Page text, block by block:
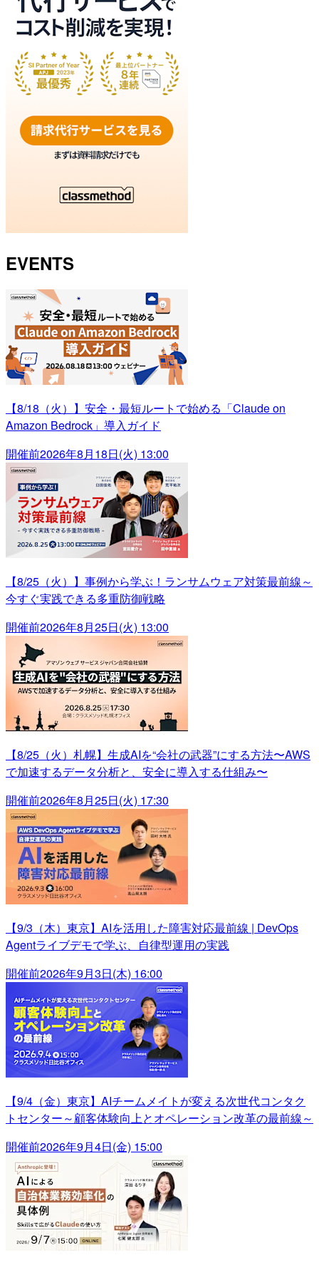
EVENTS
【8/18（火）】安全・最短ルートで始める「Claude on
Amazon Bedrock」導入ガイド
開催前2026年8月18日(火) 13:00
【8/25（火）】事例から学ぶ！ランサムウェア対策最前線～
今すぐ実践できる多重防御戦略
開催前2026年8月25日(火) 13:00
【8/25（火）札幌】生成AIを“会社の武器”にする方法〜AWS
で加速するデータ分析と、安全に導入する仕組み〜
開催前2026年8月25日(火) 17:30
【9/3（木）東京】AIを活用した障害対応最前線 | DevOps
Agentライブデモで学ぶ、自律型運用の実践
開催前2026年9月3日(木) 16:00
【9/4（金）東京】AIチームメイトが変える次世代コンタク
トセンター～顧客体験向上とオペレーション改革の最前線～
開催前2026年9月4日(金) 15:00